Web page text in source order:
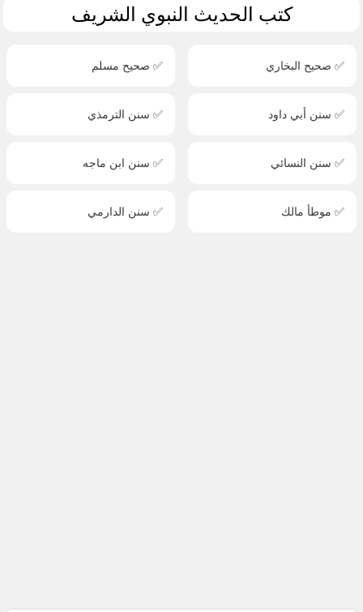
كتب الحديث النبوي الشريف
✅ صحيح البخاري ✅ صحيح مسلم
✅ سنن أبي داود ✅ سنن الترمذي
✅ سنن النسائي ✅ سنن ابن ماجه
✅ موطأ مالك ✅ سنن الدارمي